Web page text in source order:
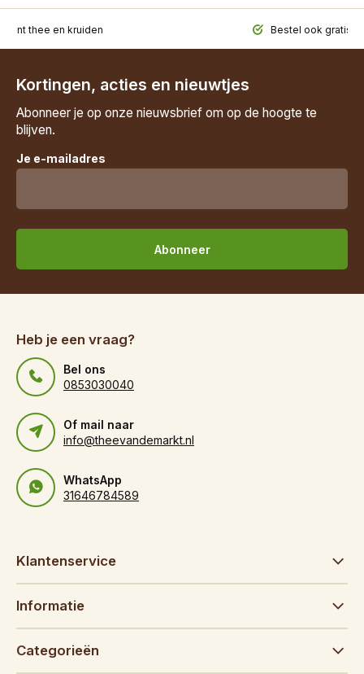
thee en kruiden Bestel ook gratis
Kortingen, acties en nieuwtjes
Abonneer je op onze nieuwsbrief om op de hoogte te
blijven.
Je e-mailadres
Abonneer
Heb je een vraag?
Bel ons
0853030040
Of mail naar
info@theevandemarkt.nl
WhatsApp
31646784589
Klantenservice
Informatie
Categorieën